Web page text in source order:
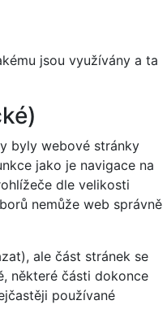
jsou využívány a ta
byly webové stránky
jako je navigace na
dle velikosti
nemůže web správně
ale část stránek se
některé části dokonce
používané